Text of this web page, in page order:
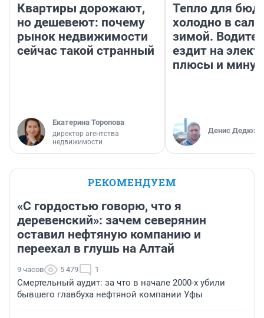
Квартиры дорожают,
но дешевеют: почему
рынок недвижимости
сейчас такой странный
Екатерина Торопова
директор агентства
недвижимости
Тепло для
холодно в
зимой.
ездит на
плюсы и
Денис
РЕКОМЕНДУЕМ
«С гордостью говорю, что я
деревенский»: зачем северянин
оставил нефтяную компанию и
переехал в глушь на Алтай
9 часов 5 479 1
Смертельный аудит: за что в начале 2000-х убили
бывшего главбуха нефтяной компании Уфы